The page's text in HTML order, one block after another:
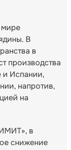
мире
В
в
производства
и Испании,
напротив,
на
в
снижение